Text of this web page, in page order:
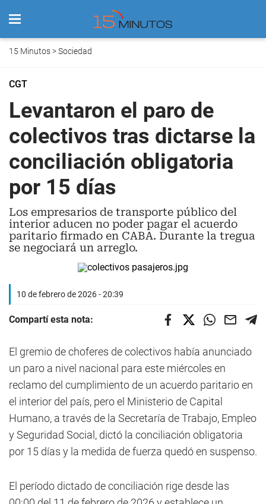
15 Minutos>Sociedad
CGT
Levantaron el paro de
colectivos tras dictarse la
conciliación obligatoria
por 15 días
Los empresarios de transporte público del
interior aducen no poder pagar el acuerdo
paritario firmado en CABA. Durante la tregua
se negociará un arreglo.
10 de febrero de 2026 - 20:39
Compartí esta nota:
El gremio de choferes de colectivos había anunciado
un paro a nivel nacional para este miércoles en
reclamo del cumplimiento de un acuerdo paritario en
el interior del país, pero el Ministerio de Capital
Humano, a través de la Secretaría de Trabajo, Empleo
y Seguridad Social, dictó la conciliación obligatoria
por 15 días y la medida de fuerza quedó en suspenso.
El período dictado de conciliación rige desde las